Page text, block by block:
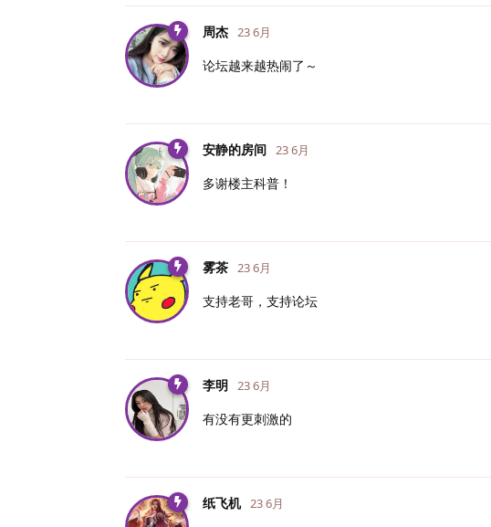
周杰 23 6月
论坛越来越热闹了～
安静的房间 23 6月
多谢楼主科普！
雾茶 23 6月
支持老哥，支持论坛
李明 23 6月
有没有更刺激的
纸飞机 23 6月